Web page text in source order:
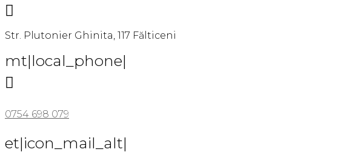

Str. Plutonier Ghinita, 117 Fălticeni
mt|local_phone|

0754 698 079
et|icon_mail_alt|